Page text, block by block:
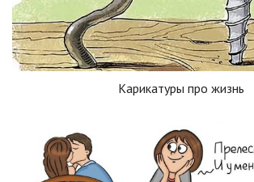
Карикатуры про жизнь